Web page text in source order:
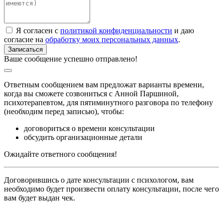
Я согласен с политикой конфиденциальности и даю
согласие на обработку моих персональных данных.
Ваше сообщение успешно отправлено!
Ответным сообщением вам предложат варианты времени,
когда вы сможете созвониться с Анной Паршиной,
психотерапевтом, для пятиминутного разговора по телефону
(необходим перед записью), чтобы:
договориться о времени консультации
обсудить организационные детали
Ожидайте ответного сообщения!
Договорившись о дате консультации с психологом, вам
необходимо будет произвести оплату консультации, после чего
вам будет выдан чек.